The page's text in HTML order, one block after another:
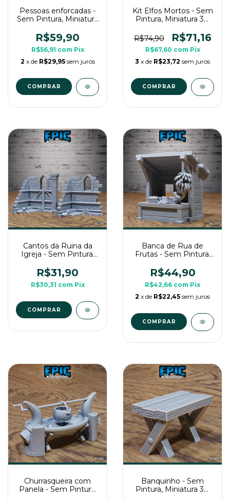
Pessoas enforcadas -
Sem Pintura, Miniatura
de Mesa
R$59,90
R$56,91 com Pix
2 x de R$29,95 sem juros
Kit Elfos Mortos - Sem
Pintura, Miniatura 3D
Mesa
R$74,90 R$71,16
R$67,60 com Pix
3 x de R$23,72 sem juros
Cantos da Ruina da
Igreja - Sem Pintura,
Para RPG de Mesa
R$31,90
R$30,31 com Pix
Banca de Rua de
Frutas - Sem Pintura,
Para RPG de Mesa
R$44,90
R$42,66 com Pix
2 x de R$22,45 sem juros
Churrasqueira com
Panela - Sem Pintura,
Banquinho - Sem
Pintura, Miniatura 3D